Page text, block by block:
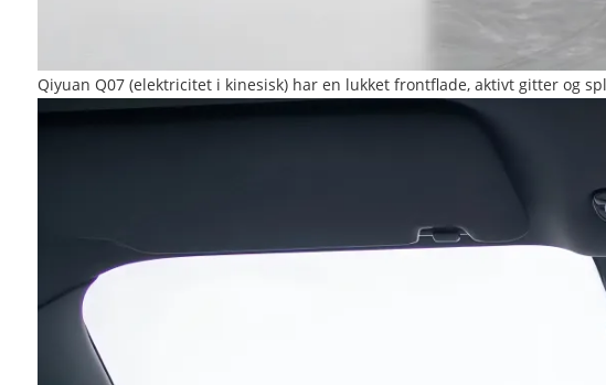
Qiyuan Q07 (elektricitet i kinesisk) har en lukket frontflade, aktivt gitter og